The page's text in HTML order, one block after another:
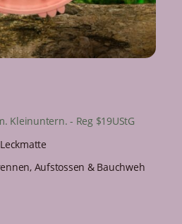
Kleinuntern. - Reg $19UStG
Aufstossen & Bauchweh